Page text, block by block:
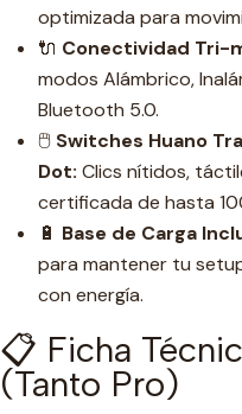
optimizada para
🔌 Conectividad Tri-
modos Alámbrico,
Bluetooth 5.0.
🖱️ Switches Huano
Dot: Clics nítidos,
certificada de hasta
🔋 Base de Carga
para mantener tu
con energía.
📋 Ficha
(Tanto Pro)